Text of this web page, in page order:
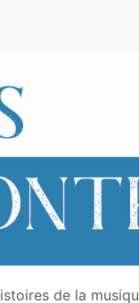
de la